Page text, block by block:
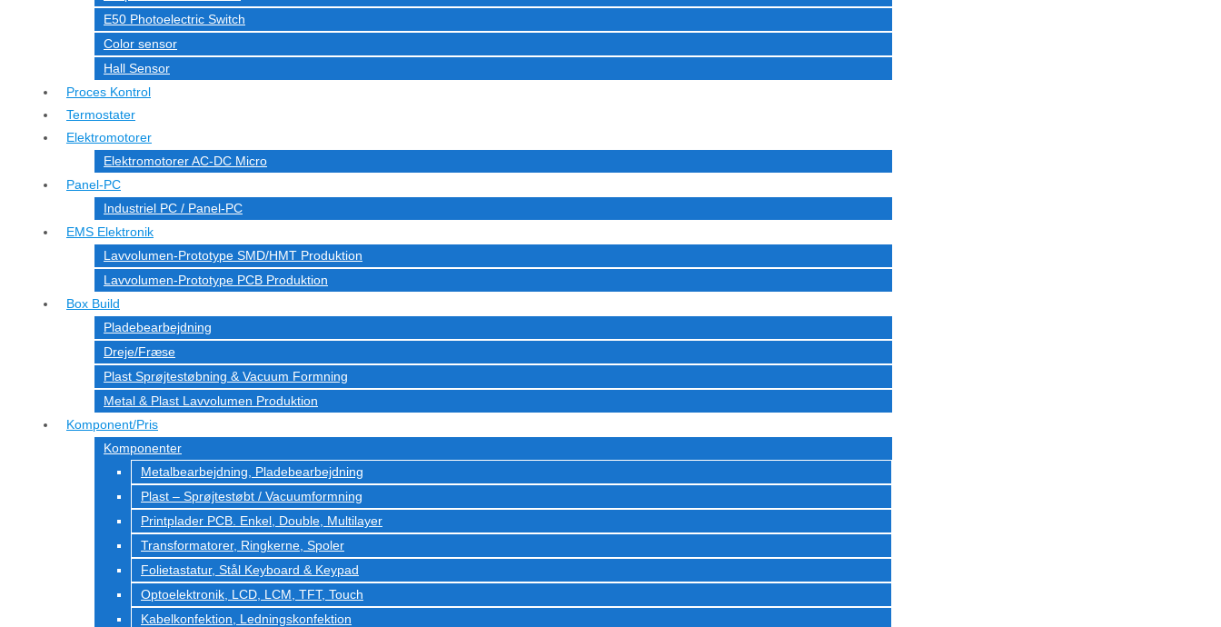
E50 Photoelectric Switch
Color sensor
Hall Sensor
Proces Kontrol
Termostater
Elektromotorer
Elektromotorer AC-DC Micro
Panel-PC
Industriel PC / Panel-PC
EMS Elektronik
Lavvolumen-Prototype SMD/HMT Produktion
Lavvolumen-Prototype PCB Produktion
Box Build
Pladebearbejdning
Dreje/Fræse
Plast Sprøjtestøbning & Vacuum Formning
Metal & Plast Lavvolumen Produktion
Komponent/Pris
Komponenter
Metalbearbejdning, Pladebearbejdning
Plast – Sprøjtestøbt / Vacuumformning
Printplader PCB. Enkel, Double, Multilayer
Transformatorer, Ringkerne, Spoler
Folietastatur, Stål Keyboard & Keypad
Optoelektronik, LCD, LCM, TFT, Touch
Kabelkonfektion, Ledningskonfektion